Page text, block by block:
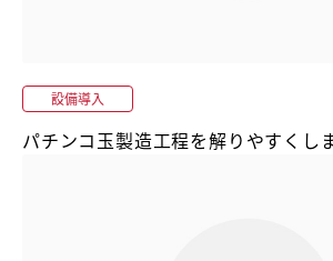
設備導入
パチンコ玉製造工程を解りやすくし